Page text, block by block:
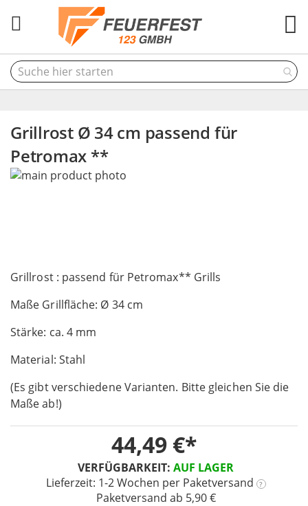
Grillrost Ø 34 cm passend für
Petromax **
Grillrost : passend für Petromax** Grills
Maße Grillfläche: Ø 34 cm
Stärke: ca. 4 mm
Material: Stahl
(Es gibt verschiedene Varianten. Bitte gleichen Sie die
Maße ab!)
VERFÜGBARKEIT: AUF LAGER
Lieferzeit: 1-2 Wochen per Paketversand ?
Paketversand ab 5,90 €
44,49 €
Skip
gallery
to
beginning
the
images
gallery